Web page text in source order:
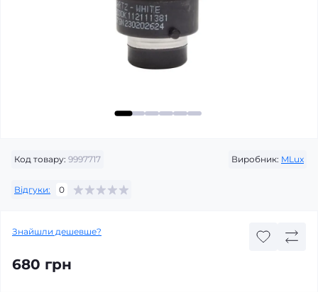
Код товару: 9997717 Виробник: MLux
Відгуки: 0
Знайшли дешевше?
680 грн